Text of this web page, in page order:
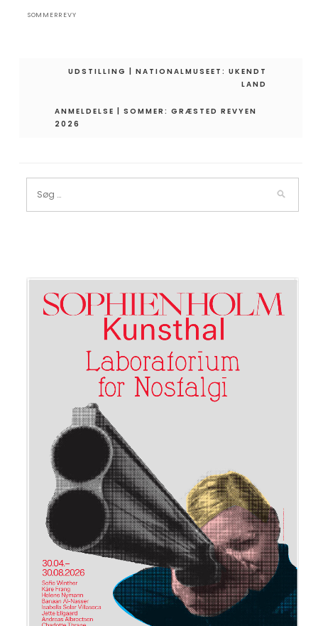
SOMMERREVY
Indlægsnavigation
UDSTILLING | NATIONALMUSEET: UKENDT
LAND
ANMELDELSE | SOMMER: GRÆSTED REVYEN
2026